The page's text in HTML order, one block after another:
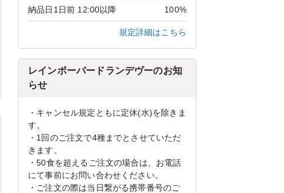
納品日1日前 12:00以降 100%
規定詳細はこちら
レインボーバードランデヴーのお知
らせ
・キャンセル規定ともに定休(水)を除きま
す。
・1回のご注文で4種までとさせていただ
きます。
・50食を超えるご注文の場合は、お電話
にて事前にお問い合わせください。
・ご注文の際は当日繋がる携帯番号のご